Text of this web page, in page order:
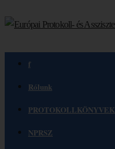
f
Rólunk
PROTOKOLLKÖNYVEK
NPRSZ